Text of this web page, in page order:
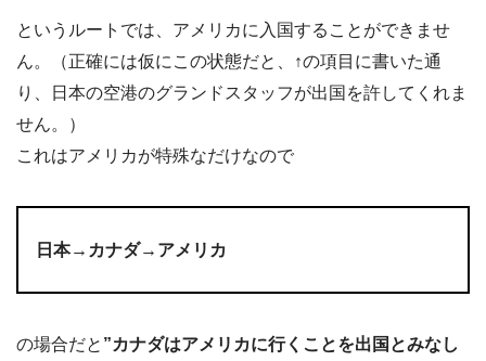
というルートでは、アメリカに入国することができませ
ん。（正確には仮にこの状態だと、↑の項目に書いた通
り、日本の空港のグランドスタッフが出国を許してくれま
せん。）
これはアメリカが特殊なだけなので
日本→カナダ→アメリカ
の場合だと ”カナダはアメリカに行くことを出国とみなし